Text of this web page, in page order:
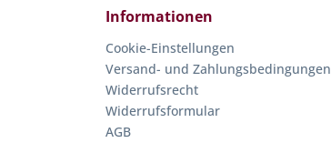
Informationen
Cookie-Einstellungen
Versand- und Zahlungsbedingungen
Widerrufsrecht
Widerrufsformular
AGB